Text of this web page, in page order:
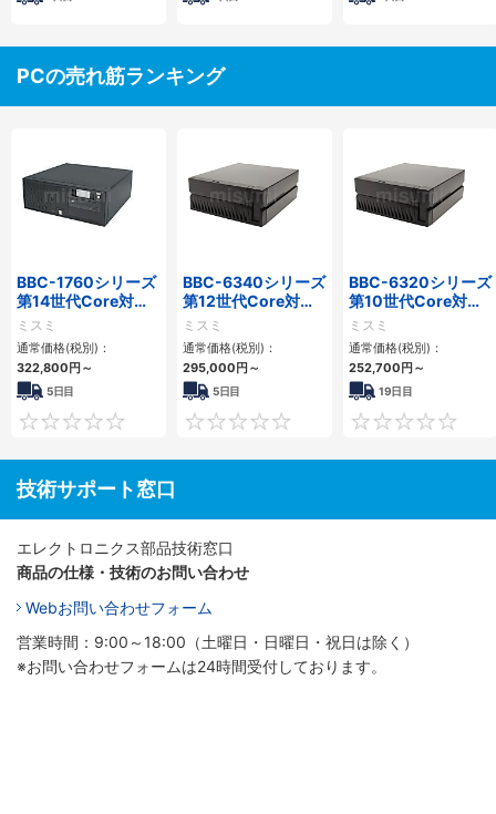
PCの売れ筋ランキング
BBC-1760シリーズ
第14世代Core対応
小型フロアマウント
3PCIe
ミスミ
通常価格(税別)：
322,800円～
5日目
0
BBC-6340シリーズ
第12世代Core対応
小型フロアマウント
PC2PCI/2PCIe
ミスミ
通常価格(税別)：
295,000円～
5日目
0
BBC-6320シリーズ
第10世代Core対応
小型フロアマウント
FAPC 2PCI・2PCIe
ミスミ
通常価格(税別)：
252,700円～
19日目
技術サポート窓口
エレクトロニクス部品技術窓口
商品の仕様・技術のお問い合わせ
Webお問い合わせフォーム
営業時間：9:00～18:00（土曜日・日曜日・祝日は除く）
※お問い合わせフォームは24時間受付しております。